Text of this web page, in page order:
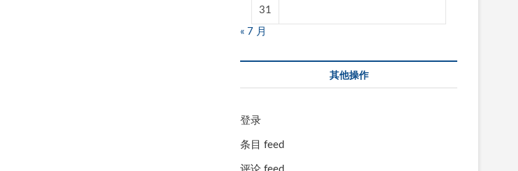
31
« 7 月
其他操作
登录
条目 feed